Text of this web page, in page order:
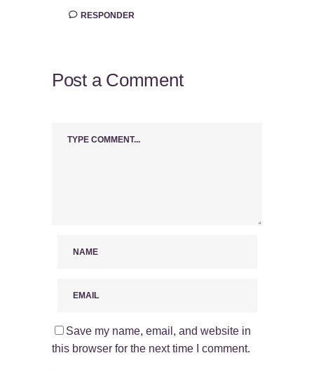
RESPONDER
Post a Comment
Save my name, email, and website in
this browser for the next time I comment.